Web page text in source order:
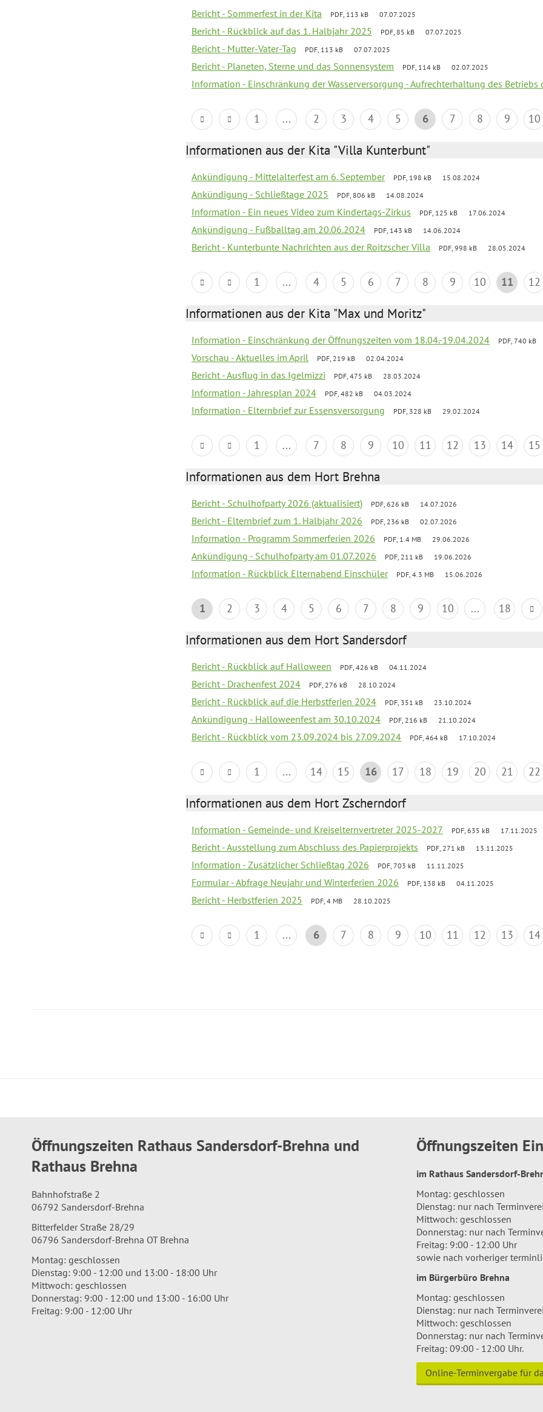
Bericht - Sommerfest in der Kita PDF, 113 kB 07.07.2025
Bericht - Rückblick auf das 1. Halbjahr 2025 PDF, 85 kB 07.07.2025
Bericht - Mutter-Vater-Tag PDF, 113 kB 07.07.2025
Bericht - Planeten, Sterne und das Sonnensystem PDF, 114 kB 02.07.2025
Information - Einschränkung der Wasserversorgung - Aufrechterhaltung des Betriebs
1 ... 2 3 4 5 6 7 8 9 10
Informationen aus der Kita "Villa Kunterbunt"
Ankündigung - Mittelalterfest am 6. September PDF, 198 kB 15.08.2024
Ankündigung - Schließtage 2025 PDF, 806 kB 14.08.2024
Information - Ein neues Video zum Kindertags-Zirkus PDF, 125 kB 17.06.2024
Ankündigung - Fußballtag am 20.06.2024 PDF, 143 kB 14.06.2024
Bericht - Kunterbunte Nachrichten aus der Roitzscher Villa PDF, 998 kB 28.05.2024
1 ... 4 5 6 7 8 9 10 11 12
Informationen aus der Kita "Max und Moritz"
Information - Einschränkung der Öffnungszeiten vom 18.04.-19.04.2024 PDF, 740 kB
Vorschau - Aktuelles im April PDF, 219 kB 02.04.2024
Bericht - Ausflug in das Igelmizzi PDF, 475 kB 28.03.2024
Information - Jahresplan 2024 PDF, 482 kB 04.03.2024
Information - Elternbrief zur Essensversorgung PDF, 328 kB 29.02.2024
1 ... 7 8 9 10 11 12 13 14 15
Informationen aus dem Hort Brehna
Bericht - Schulhofparty 2026 (aktualisiert) PDF, 626 kB 14.07.2026
Bericht - Elternbrief zum 1. Halbjahr 2026 PDF, 236 kB 02.07.2026
Information - Programm Sommerferien 2026 PDF, 1.4 MB 29.06.2026
Ankündigung - Schulhofparty am 01.07.2026 PDF, 211 kB 19.06.2026
Information - Rückblick Elternabend Einschüler PDF, 4.3 MB 15.06.2026
1 2 3 4 5 6 7 8 9 10 ... 18
Informationen aus dem Hort Sandersdorf
Bericht - Rückblick auf Halloween PDF, 426 kB 04.11.2024
Bericht - Drachenfest 2024 PDF, 276 kB 28.10.2024
Bericht - Rückblick auf die Herbstferien 2024 PDF, 351 kB 23.10.2024
Ankündigung - Halloweenfest am 30.10.2024 PDF, 216 kB 21.10.2024
Bericht - Rückblick vom 23.09.2024 bis 27.09.2024 PDF, 464 kB 17.10.2024
1 ... 14 15 16 17 18 19 20 21 22
Informationen aus dem Hort Zscherndorf
Information - Gemeinde- und Kreiselternvertreter 2025-2027 PDF, 635 kB 17.11.2025
Bericht - Ausstellung zum Abschluss des Papierprojekts PDF, 271 kB 13.11.2025
Information - Zusätzlicher Schließtag 2026 PDF, 703 kB 11.11.2025
Formular - Abfrage Neujahr und Winterferien 2026 PDF, 138 kB 04.11.2025
Bericht - Herbstferien 2025 PDF, 4 MB 28.10.2025
1 ... 6 7 8 9 10 11 12 13 14
Öffnungszeiten Rathaus Sandersdorf-Brehna und
Rathaus Brehna
Bahnhofstraße 2
06792 Sandersdorf-Brehna
Bitterfelder Straße 28/29
06796 Sandersdorf-Brehna OT Brehna
Montag: geschlossen
Dienstag: 9:00 - 12:00 und 13:00 - 18:00 Uhr
Mittwoch: geschlossen
Donnerstag: 9:00 - 12:00 und 13:00 - 16:00 Uhr
Freitag: 9:00 - 12:00 Uhr
Öffnungszeiten
im Rathaus Sandersdorf-
Montag: geschlossen
Dienstag: nur nach
Mittwoch: geschlossen
Donnerstag: nur nach
Freitag: 9:00 - 12:00 Uhr
sowie nach vorheriger
im Bürgerbüro Brehna
Montag: geschlossen
Dienstag: nur nach
Mittwoch: geschlossen
Donnerstag: nur nach
Freitag: 09:00 - 12:00 Uhr.
Online-Terminvergabe für